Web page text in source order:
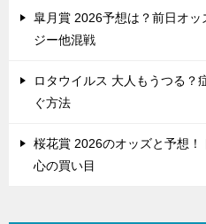
皐月賞 2026予想は？前日オ
ジー他混戦
ロタウイルス 大人もうつる？
ぐ方法
桜花賞 2026のオッズと予想
心の買い目